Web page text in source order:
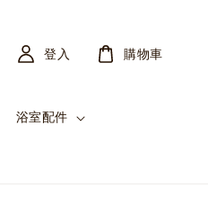
浴室配件
登入 購物車